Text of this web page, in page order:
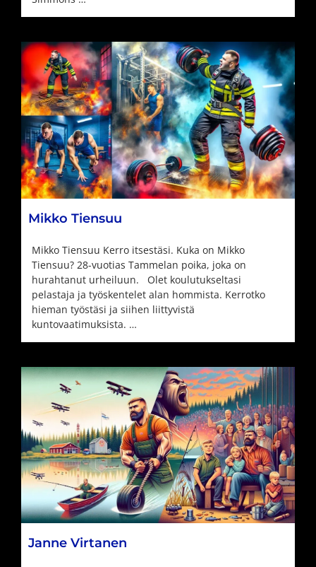
Mikko Tiensuu
Mikko Tiensuu Kerro itsestäsi. Kuka on Mikko
Tiensuu? 28-vuotias Tammelan poika, joka on
hurahtanut urheiluun. Olet koulutukseltasi
pelastaja ja työskentelet alan hommista. Kerrotko
hieman työstäsi ja siihen liittyvistä
kuntovaatimuksista. …
Janne Virtanen